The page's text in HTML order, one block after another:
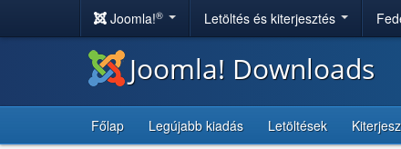
Joomla!® Letöltés és kiterjesztés
Joomla! Downloads
Főlap Legújabb kiadás Letöltések